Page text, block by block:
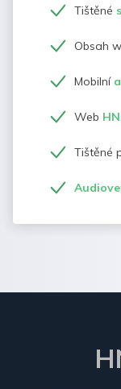
Tištěné
Obsah
Mobilní
Web
Tištěné